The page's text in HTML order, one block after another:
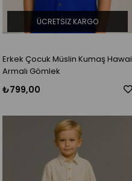
Erkek Çocuk Müslin Kumaş Hawai
Armalı Gömlek
₺799,00
ÜCRETSIZ KARGO